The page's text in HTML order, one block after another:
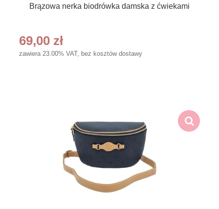
Brązowa nerka biodrówka damska z ćwiekami
69,00 zł
zawiera 23.00% VAT, bez kosztów dostawy